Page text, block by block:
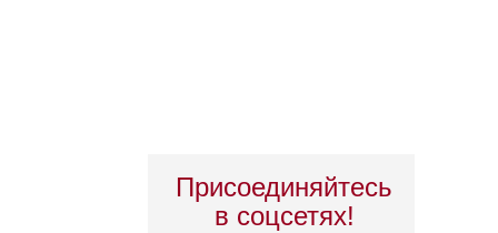
Присоединяйтесь
в соцсетях!